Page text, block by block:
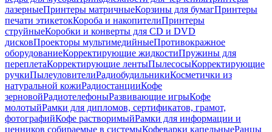
лазерныеПринтеры матричныеКорзины для бумагПринтеры
печати этикетокКороба и накопителиПринтеры
струйныеКоробки и конверты для CD и DVD
дисковПроекторы мультимедийныеПротивокражное
оборудованиеКорректирующие жидкостиПружины для
переплетаКорректирующие лентыПылесосыКорректирующие
ручкиПылеуловителиРадиобудильникиКосметички из
натуральной кожиРадиостанцииКофе
зерновойРадиотелефоныРазвивающие игрыКофе
молотыйРамки для дипломов, сертификатов, грамот,
фотографийКофе растворимыйРамки для информации и
ценников собираемые в системыКофеварки капельныеРанцы